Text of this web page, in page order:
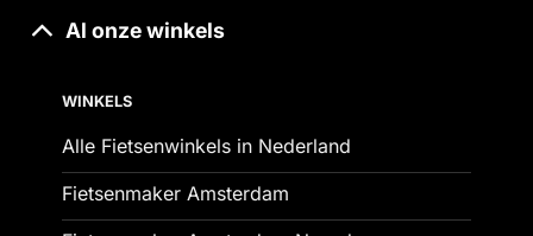
Al onze winkels
WINKELS
Alle Fietsenwinkels in Nederland
Fietsenmaker Amsterdam